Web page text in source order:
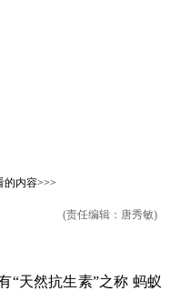
内容>>>
(责任编辑：唐秀敏)
“天然抗生素”之称 蚂蚁